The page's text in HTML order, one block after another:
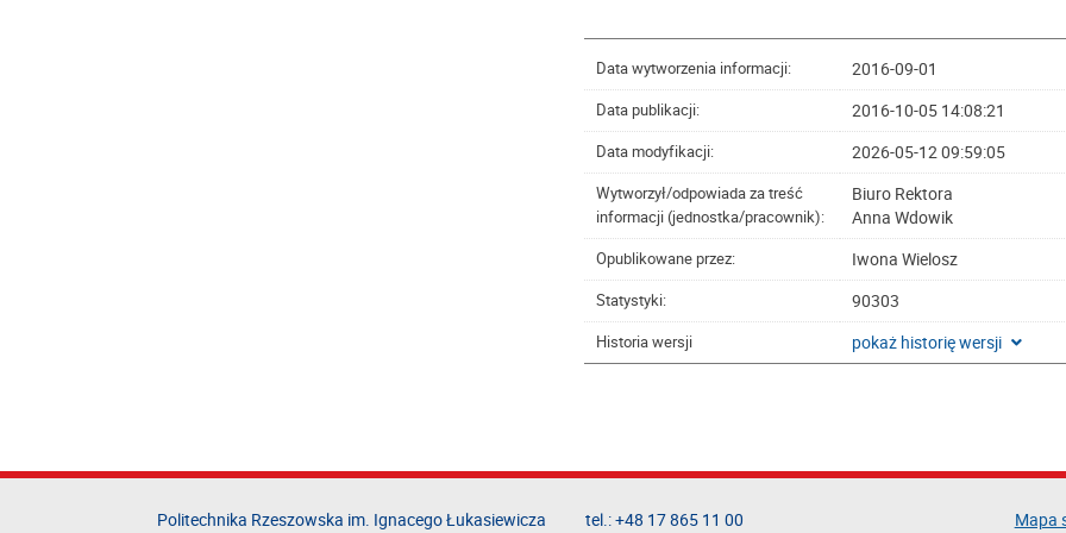
Data wytworzenia informacji: 2016-09-01
Data publikacji: 2016-10-05 14:08:21
Data modyfikacji: 2026-05-12 09:59:05
Wytworzył/odpowiada za treść
informacji (jednostka/pracownik):
Biuro Rektora
Anna Wdowik
Opublikowane przez: Iwona Wielosz
Statystyki: 90303
Historia wersji pokaż historię wersji
Politechnika Rzeszowska im. Ignacego Łukasiewicza
tel.: +48 17 865 11 00
Mapa